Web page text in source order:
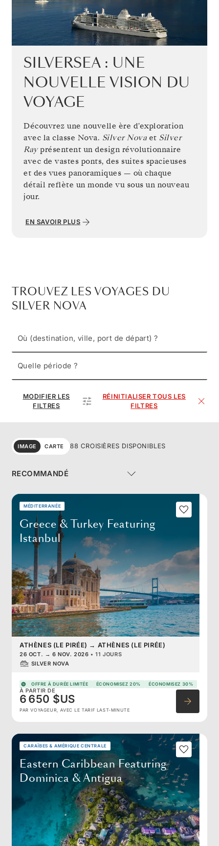
SILVERSEA : UNE
NOUVELLE VISION DU
VOYAGE
Découvrez une nouvelle ère d’exploration
avec la classe Nova. Silver Novaet Silver
Rayprésentent un design révolutionnaire
avec de vastes ponts, des suites spacieuses
et des vues panoramiques — où chaque
détail reflète un monde vu sous un nouveau
jour.
EN SAVOIR PLUS
TROUVEZ LES VOYAGES DU
SILVER NOVA
Où (destination, ville, port de départ) ?
Quelle période ?
MODIFIER LES
FILTRES
RÉINITIALISER TOUS LES
FILTRES
IMAGE CARTE 88 CROISIÈRES DISPONIBLES
MÉDITERRANÉE
Greece & Turkey Featuring
Istanbul
ATHÈNES (LE PIRÉE) → ATHÈNES (LE PIRÉE)
26 OCT. → 6 NOV. 2026 •11 JOURS
SILVER NOVA
OFFRE À DURÉE LIMITÉE ÉCONOMISEZ 20% ÉCONOMISEZ 30%
À PARTIR DE
6 650 $US
PAR VOYAGEUR, AVEC LE TARIF LAST-MINUTE
CARAÏBES & AMÉRIQUE CENTRALE
Eastern Caribbean Featuring
Dominica & Antigua